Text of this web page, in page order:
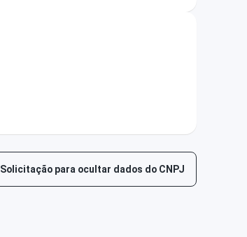
Solicitação para ocultar dados do CNPJ